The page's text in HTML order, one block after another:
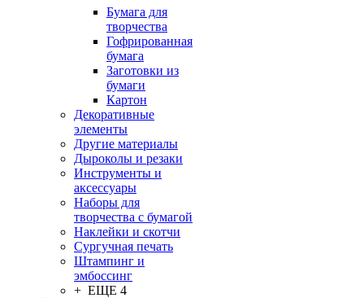
Бумага для
творчества
Гофрированная
бумага
Заготовки из
бумаги
Картон
Декоративные
элементы
Другие материалы
Дыроколы и резаки
Инструменты и
аксессуары
Наборы для
творчества с бумагой
Наклейки и скотчи
Сургучная печать
Штампинг и
эмбоссинг
+ ЕЩЕ 4